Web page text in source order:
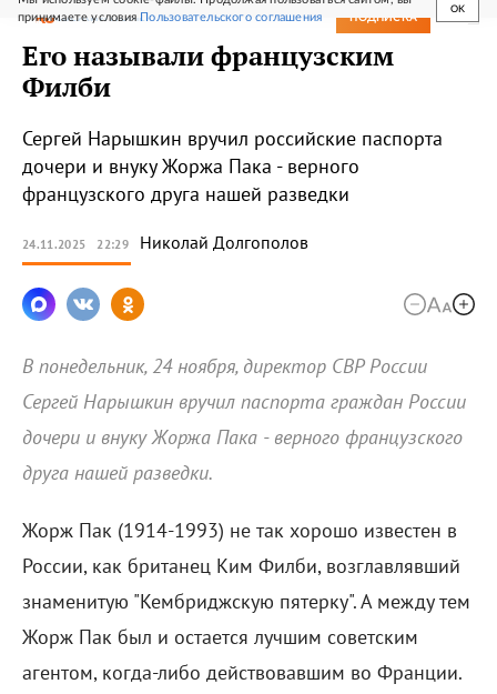
принимаете условияПользовательского соглашения
OK
СВЕЖИЙ НОМЕР ПОДПИСКА
Его называли французским
Филби
Сергей Нарышкин вручил российские паспорта
дочери и внуку Жоржа Пака - верного
французского друга нашей разведки
24.11.2025 22:29 Николай Долгополов
В понедельник, 24 ноября, директор СВР России
Сергей Нарышкин вручил паспорта граждан России
дочери и внуку Жоржа Пака - верного французского
друга нашей разведки.
Жорж Пак (1914-1993) не так хорошо известен в
России, как британец Ким Филби, возглавлявший
знаменитую "Кембриджскую пятерку". А между тем
Жорж Пак был и остается лучшим советским
агентом, когда-либо действовавшим во Франции.